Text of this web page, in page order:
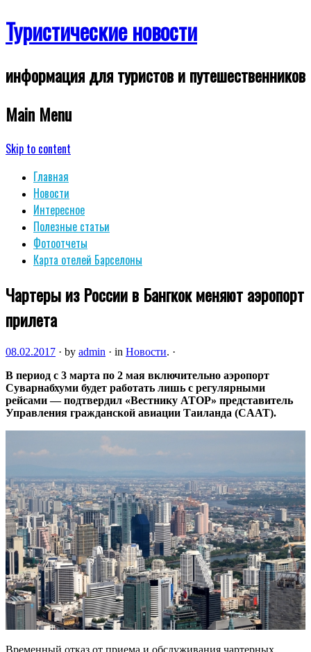
Туристические новости
информация для туристов и путешественников
Main Menu
Skip to content
Главная
Новости
Интересное
Полезные статьи
Фотоотчеты
Карта отелей Барселоны
Чартеры из России в Бангкок меняют аэропорт
прилета
08.02.2017 · by admin · in Новости. ·
В период с 3 марта по 2 мая включительно аэропорт
Суварнабхуми будет работать лишь с регулярными
рейсами — подтвердил «Вестнику АТОР» представитель
Управления гражданской авиации Таиланда (CAAT).
Временный отказ от приема и обслуживания чартерных